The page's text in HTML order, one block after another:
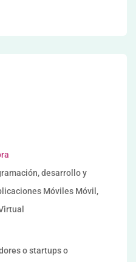
desarrollo y
Móviles Móvil,
o startups o